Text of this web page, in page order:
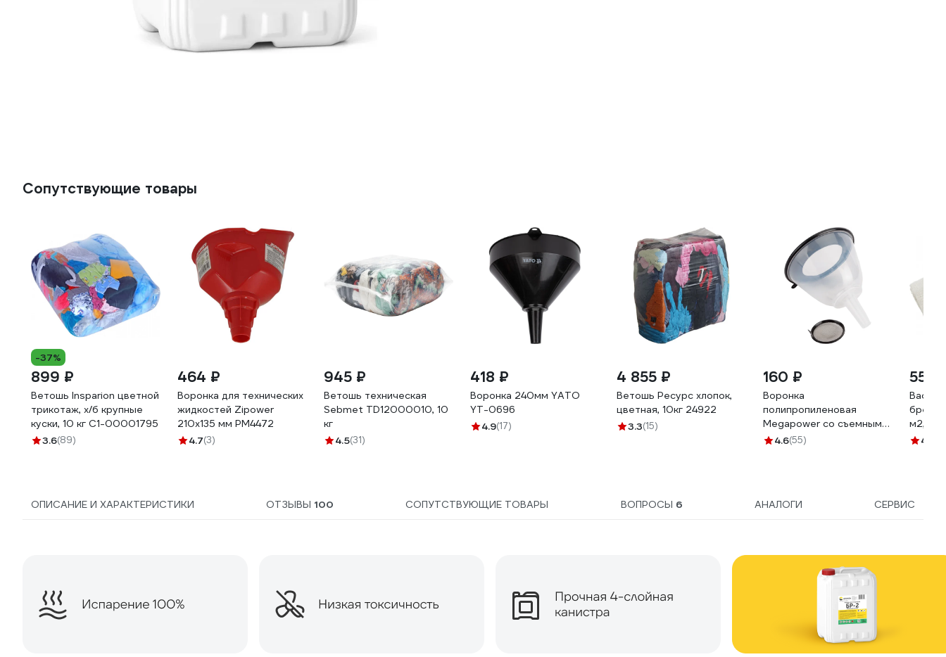
Сопутствующие товары
-37%
899 ₽
Ветошь Insparion цветной
трикотаж, х/б крупные
куски, 10 кг С1-00001795
3.6(89)
464 ₽
Воронка для технических
жидкостей Zipower
210х135 мм PM4472
4.7(3)
945 ₽
Ветошь техническая
Sebmet TD12000010, 10
кг
4.5(31)
418 ₽
Воронка 240мм YATO
YT-0696
4.9(17)
4 855 ₽
Ветошь Ресурс хлопок,
цветная, 10кг 24922
3.3(15)
160 ₽
Воронка
полипропиленовая
Megapower со съемным
сетчатым фильтром
4.6(55)
555
м2,
4.3
ОПИСАНИЕ И ХАРАКТЕРИСТИКИ ОТЗЫВЫ 100 СОПУТСТВУЮЩИЕ ТОВАРЫ ВОПРОСЫ 6 АНАЛОГИ СЕРВИС